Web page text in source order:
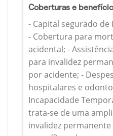
Coberturas e
- Capital segurado de
- Cobertura para
acidental; -
para invalidez
por acidente; -
hospitalares e
Incapacidade
trata-se de uma
invalidez